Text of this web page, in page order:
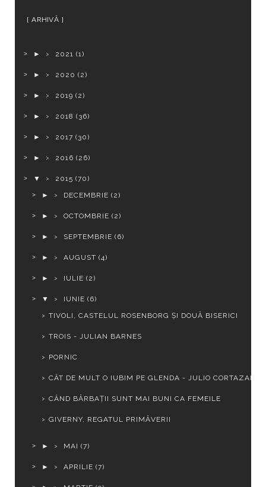
ARHIVĂ
► 2021 (1)
► 2020 (2)
► 2019 (2)
► 2018 (36)
► 2017 (30)
► 2016 (26)
▼ 2015 (70)
►
DECEMBRIE(2)
► OCTOMBRIE(2)
► SEPTEMBRIE(6)
► AUGUST(4)
► IULIE(2)
▼ IUNIE(6)
TIVOLI, CASTELUL ROSENBORG ȘI DOUĂ BISERICI
TROIS - JULIAN BARNES
PORNIC
CÂT DE MULT O IUBIM PE GLENDA - JULIO CORTAZAR
CÂND BĂRBAȚII SUNT MAI BUNI CA FEMEILE
GIVERNY, REGATUL PRIMĂVERII
► MAI(7)
► APRILIE(7)